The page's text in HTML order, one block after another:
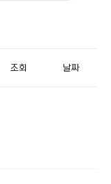
조회 날짜